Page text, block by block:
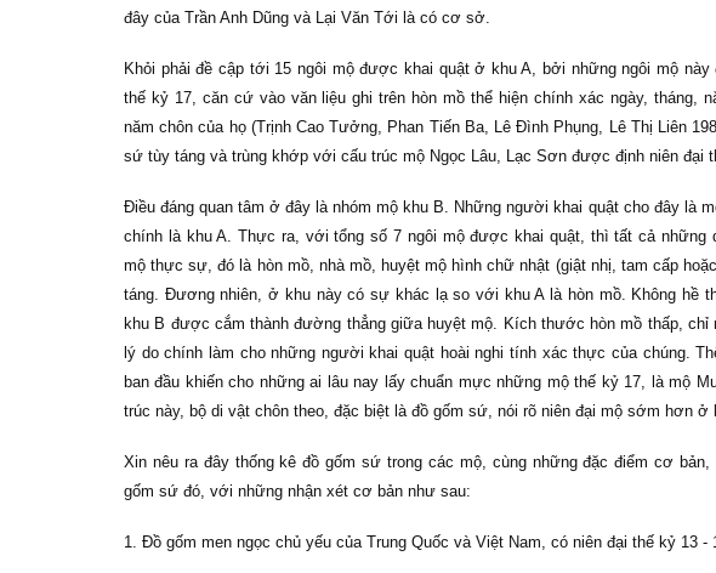
đây của Trần Anh Dũng và Lại Văn Tới là có cơ sở.
Khỏi phải đề cập tới 15 ngôi mộ được khai quật ở khu A, bởi những ngôi mộ
thế kỷ 17, căn cứ vào văn liệu ghi trên hòn mồ thể hiện chính xác ngày, tháng,
năm chôn của họ (Trịnh Cao Tưởng, Phan Tiến Ba, Lê Đình Phụng, Lê Thị Liên
sứ tùy táng và trùng khớp với cấu trúc mộ Ngọc Lâu, Lạc Sơn được định niên đại
Điều đáng quan tâm ở đây là nhóm mộ khu B. Những người khai quật cho đây là
chính là khu A. Thực ra, với tổng số 7 ngôi mộ được khai quật, thì tất cả những
mộ thực sự, đó là hòn mồ, nhà mồ, huyệt mộ hình chữ nhật (giật nhị, tam cấp
táng. Đương nhiên, ở khu này có sự khác lạ so với khu A là hòn mồ. Không hề
khu B được cắm thành đường thẳng giữa huyệt mộ. Kích thước hòn mồ thấp, chỉ
lý do chính làm cho những người khai quật hoài nghi tính xác thực của chúng.
ban đầu khiến cho những ai lâu nay lấy chuẩn mực những mộ thế kỷ 17, là mộ
trúc này, bộ di vật chôn theo, đặc biệt là đồ gốm sứ, nói rõ niên đại mộ sớm hơn ở
Xin nêu ra đây thống kê đồ gốm sứ trong các mộ, cùng những đặc điểm cơ
gốm sứ đó, với những nhận xét cơ bản như sau:
1. Đồ gốm men ngọc chủ yếu của Trung Quốc và Việt Nam, có niên đại thế kỷ 13 -